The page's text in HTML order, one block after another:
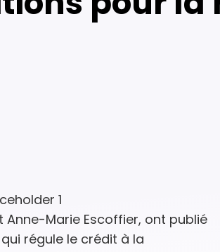
Anne-Marie Escoffier, ont publié
régule le crédit à la